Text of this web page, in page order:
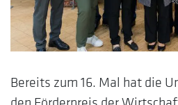
Bereits zum 16. Mal hat die